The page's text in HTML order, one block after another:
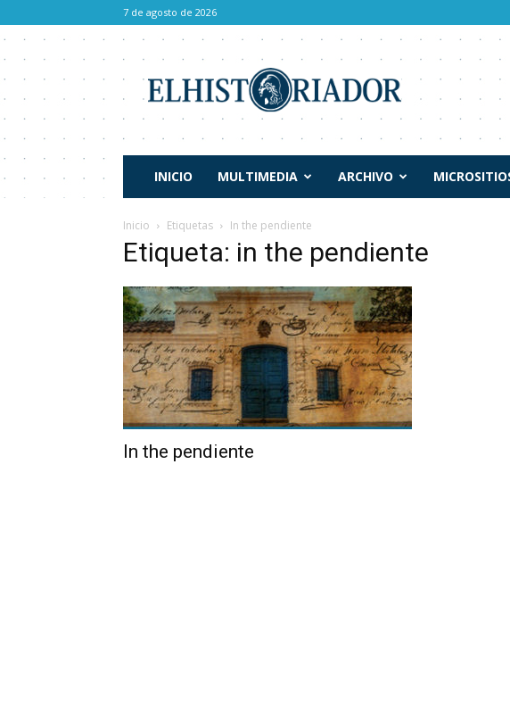
7 de agosto de 2026
Historiador
INICIO MULTIMEDIA ARCHIVO
Inicio Etiquetas In the pendiente
Etiqueta: in the pendiente
In the pendiente